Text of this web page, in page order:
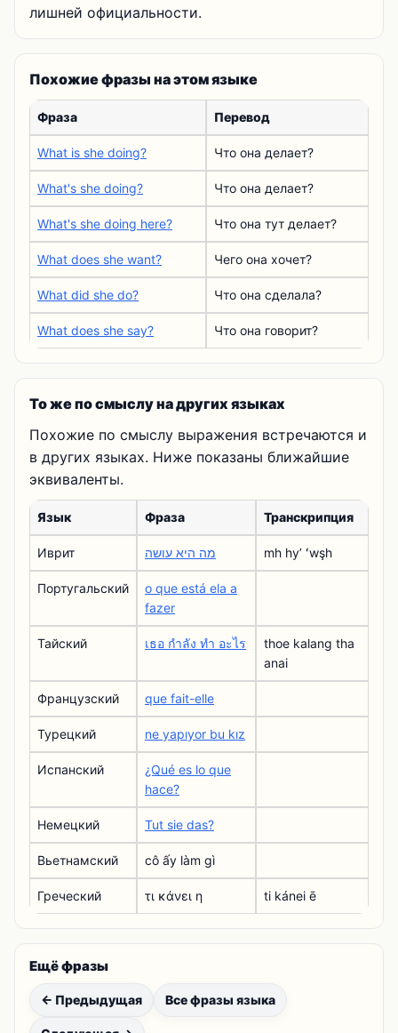
лишней официальности.
Похожие фразы на этом языке
Фраза Перевод
What is she doing? Что она делает?
What's she doing? Что она делает?
What's she doing here? Что она тут делает?
What does she want? Чего она хочет?
What did she do? Что она сделала?
What does she say? Что она говорит?
То же по смыслу на других языках
Похожие по смыслу выражения встречаются и
в других языках. Ниже показаны ближайшие
эквиваленты.
Язык Фраза Транскрипция
Иврит מה היא עושה mh hyʼ ʻwşh
Португальский
o que está ela a
fazer
Тайский เธอ กําลัง ทํา อะไร
thoe kalang tha
anai
Французский que fait-elle
Турецкий ne yapıyor bu kız
Испанский
¿Qué es lo que
hace?
Немецкий Tut sie das?
Вьетнамский cô ấy làm gì
Греческий τι κάνει η ti kánei ē
Ещё фразы
← Предыдущая Все фразы языка